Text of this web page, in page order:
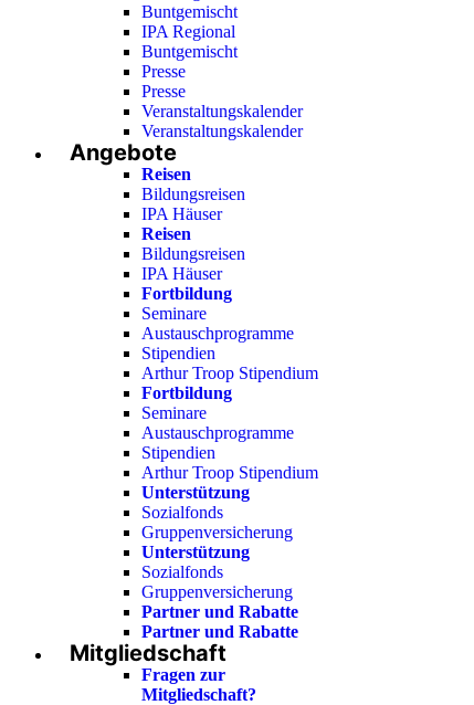
Buntgemischt
IPA Regional
Buntgemischt
Presse
Presse
Veranstaltungskalender
Veranstaltungskalender
Angebote
Reisen
Bildungsreisen
IPA Häuser
Reisen
Bildungsreisen
IPA Häuser
Fortbildung
Seminare
Austauschprogramme
Stipendien
Arthur Troop Stipendium
Fortbildung
Seminare
Austauschprogramme
Stipendien
Arthur Troop Stipendium
Unterstützung
Sozialfonds
Gruppenversicherung
Unterstützung
Sozialfonds
Gruppenversicherung
Partner und Rabatte
Partner und Rabatte
Mitgliedschaft
Fragen zur
Mitgliedschaft?